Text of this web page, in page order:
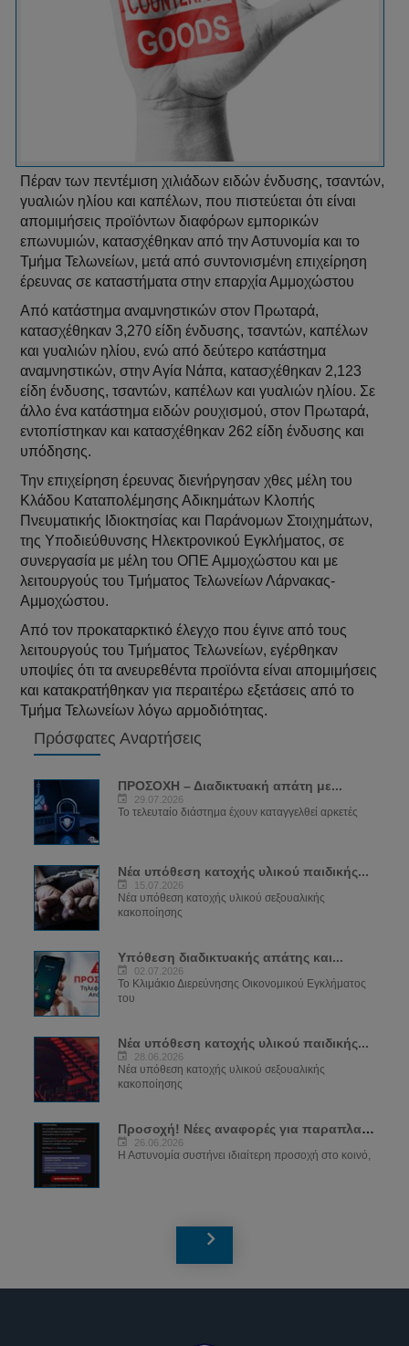
Πέραν των πεντέμιση χιλιάδων ειδών ένδυσης, τσαντών,
γυαλιών ηλίου και καπέλων, που πιστεύεται ότι είναι
απομιμήσεις προϊόντων διαφόρων εμπορικών
επωνυμιών, κατασχέθηκαν από την Αστυνομία και το
Τμήμα Τελωνείων, μετά από συντονισμένη επιχείρηση
έρευνας σε καταστήματα στην επαρχία Αμμοχώστου
Από κατάστημα αναμνηστικών στον Πρωταρά,
κατασχέθηκαν 3,270 είδη ένδυσης, τσαντών, καπέλων
και γυαλιών ηλίου, ενώ από δεύτερο κατάστημα
αναμνηστικών, στην Αγία Νάπα, κατασχέθηκαν 2,123
είδη ένδυσης, τσαντών, καπέλων και γυαλιών ηλίου. Σε
άλλο ένα κατάστημα ειδών ρουχισμού, στον Πρωταρά,
εντοπίστηκαν και κατασχέθηκαν 262 είδη ένδυσης και
υπόδησης.
Την επιχείρηση έρευνας διενήργησαν χθες μέλη του
Κλάδου Καταπολέμησης Αδικημάτων Κλοπής
Πνευματικής Ιδιοκτησίας και Παράνομων Στοιχημάτων,
της Υποδιεύθυνσης Ηλεκτρονικού Εγκλήματος, σε
συνεργασία με μέλη του ΟΠΕ Αμμοχώστου και με
λειτουργούς του Τμήματος Τελωνείων Λάρνακας-
Αμμοχώστου.
Από τον προκαταρκτικό έλεγχο που έγινε από τους
λειτουργούς του Τμήματος Τελωνείων, εγέρθηκαν
υποψίες ότι τα ανευρεθέντα προϊόντα είναι απομιμήσεις
και κατακρατήθηκαν για περαιτέρω εξετάσεις από το
Τμήμα Τελωνείων λόγω αρμοδιότητας.
Πρόσφατες Αναρτήσεις
ΠΡΟΣΟΧΗ – Διαδικτυακή απάτη με...
29.07.2026
Το τελευταίο διάστημα έχουν καταγγελθεί αρκετές
Νέα υπόθεση κατοχής υλικού παιδικής...
15.07.2026
Νέα υπόθεση κατοχής υλικού σεξουαλικής
κακοποίησης
Υπόθεση διαδικτυακής απάτης και...
02.07.2026
Το Κλιμάκιο Διερεύνησης Οικονομικού Εγκλήματος
του
Νέα υπόθεση κατοχής υλικού παιδικής...
28.06.2026
Νέα υπόθεση κατοχής υλικού σεξουαλικής
κακοποίησης
Προσοχή! Νέες αναφορές για παραπλανητικά...
26.06.2026
Η Αστυνομία συστήνει ιδιαίτερη προσοχή στο κοινό,